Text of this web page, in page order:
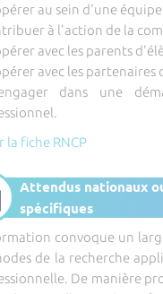
au sein d'une équipe
à l'action de la
avec les parents
avec les partenaires
dans une
la fiche RNCP
Attendus nationaux
spécifiques
convoque un
de la recherche
De manière